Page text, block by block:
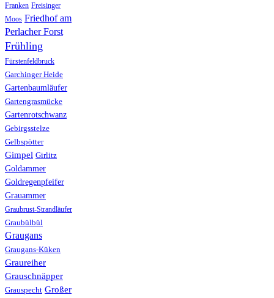
Franken Freisinger
Moos Friedhof am
Perlacher Forst
Frühling
Fürstenfeldbruck
Garchinger Heide
Gartenbaumläufer
Gartengrasmücke
Gartenrotschwanz
Gebirgsstelze
Gelbspötter
Gimpel Girlitz
Goldammer
Goldregenpfeifer
Grauammer
Graubrust-Strandläufer
Graubülbül
Graugans
Graugans-Küken
Graureiher
Grauschnäpper
Grauspecht Großer